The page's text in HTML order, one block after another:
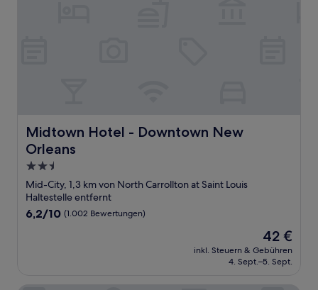
Midtown Hotel - Downtown New
Orleans
Midtown Hotel - Downtown New Orleans
2.5-
Sterne-
Unterkunft
Mid-City, 1,3 km von North Carrollton at Saint Louis
Haltestelle entfernt
6.2
6,2/10 (1.002 Bewertungen)
Der
Preis
beträgt
42 €
inkl. Steuern & Gebühren
4. Sept.–5. Sept.